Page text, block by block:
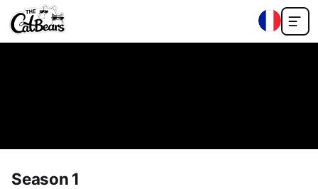
Season 1